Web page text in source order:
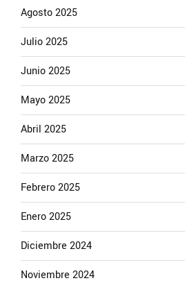
Agosto 2025
Julio 2025
Junio 2025
Mayo 2025
Abril 2025
Marzo 2025
Febrero 2025
Enero 2025
Diciembre 2024
Noviembre 2024